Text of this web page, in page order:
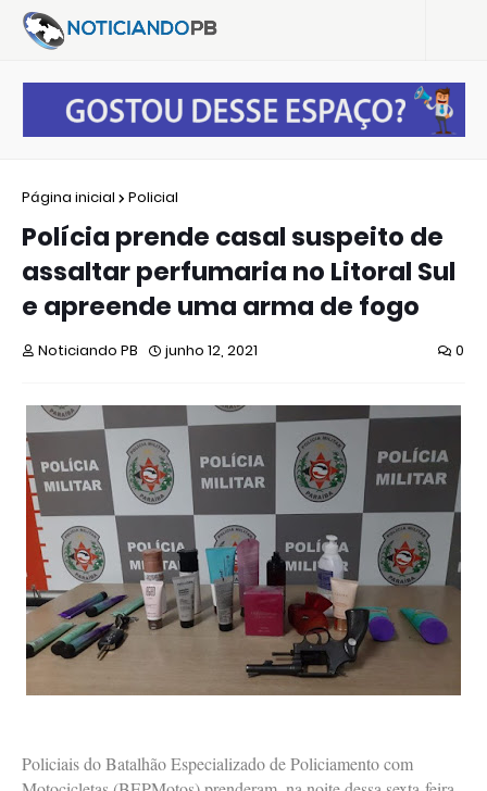
Página inicial Policial
Polícia prende casal suspeito de
assaltar perfumaria no Litoral Sul
e apreende uma arma de fogo
Noticiando PB junho 12, 2021 0
Policiais do Batalhão Especializado de Policiamento com